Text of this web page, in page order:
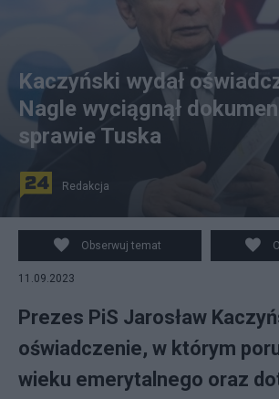
Wicepremier, prezes PiS Jarosław
oświadczenia dla mediów w siedzibie
Sprawiedliwości, fot. PAP/Radek
Kaczyński wydał
Nagle wyciągnął
sprawie Tuska
Redakcja
Obserwuj temat
11.09.2023
Prezes PiS Jarosław
oświadczenie, w którym
wieku emerytalnego oraz